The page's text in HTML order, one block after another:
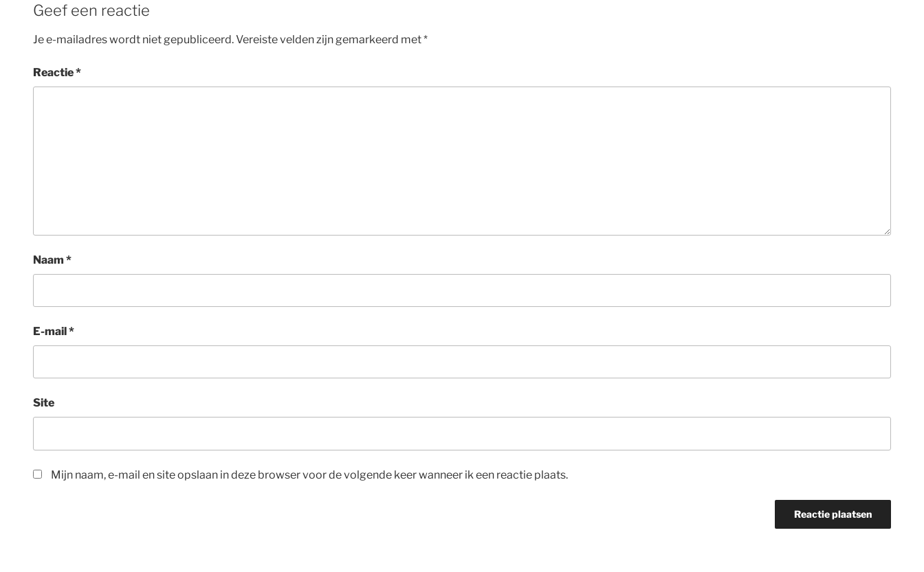
Geef een reactie
Je e-mailadres wordt niet gepubliceerd.Vereiste velden zijn gemarkeerd met*
Reactie*
Naam *
E-mail*
Site
Mijn naam, e-mail en site opslaan in deze browser voor de volgende keer wanneer ik een reactie plaats.